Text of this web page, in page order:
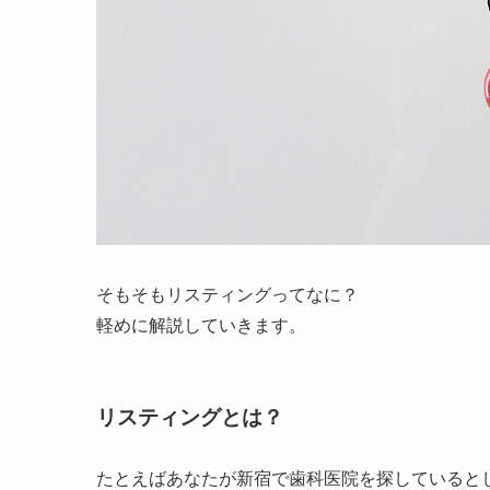
そもそもリスティングってなに？
軽めに解説していきます。
リスティングとは？
たとえばあなたが新宿で歯科医院を探していると